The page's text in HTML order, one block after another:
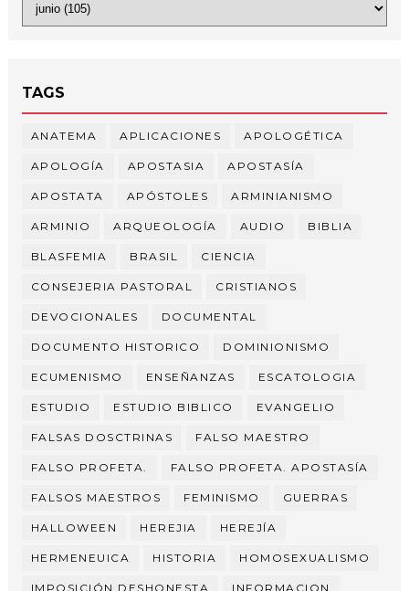
TAGS
ANATEMA APLICACIONES APOLOGÉTICA
APOLOGÍA APOSTASIA APOSTASÍA
APOSTATA APÓSTOLES ARMINIANISMO
ARMINIO ARQUEOLOGÍA AUDIO BIBLIA
BLASFEMIA BRASIL CIENCIA
CONSEJERIA PASTORAL CRISTIANOS
DEVOCIONALES DOCUMENTAL
DOCUMENTO HISTORICO DOMINIONISMO
ECUMENISMO ENSEÑANZAS ESCATOLOGIA
ESTUDIO ESTUDIO BIBLICO EVANGELIO
FALSAS DOSCTRINAS FALSO MAESTRO
FALSO PROFETA. FALSO PROFETA. APOSTASÍA
FALSOS MAESTROS FEMINISMO GUERRAS
HALLOWEEN HEREJIA HEREJÍA
HERMENEUICA HISTORIA HOMOSEXUALISMO
IMPOSICIÓN DESHONESTA INFORMACION